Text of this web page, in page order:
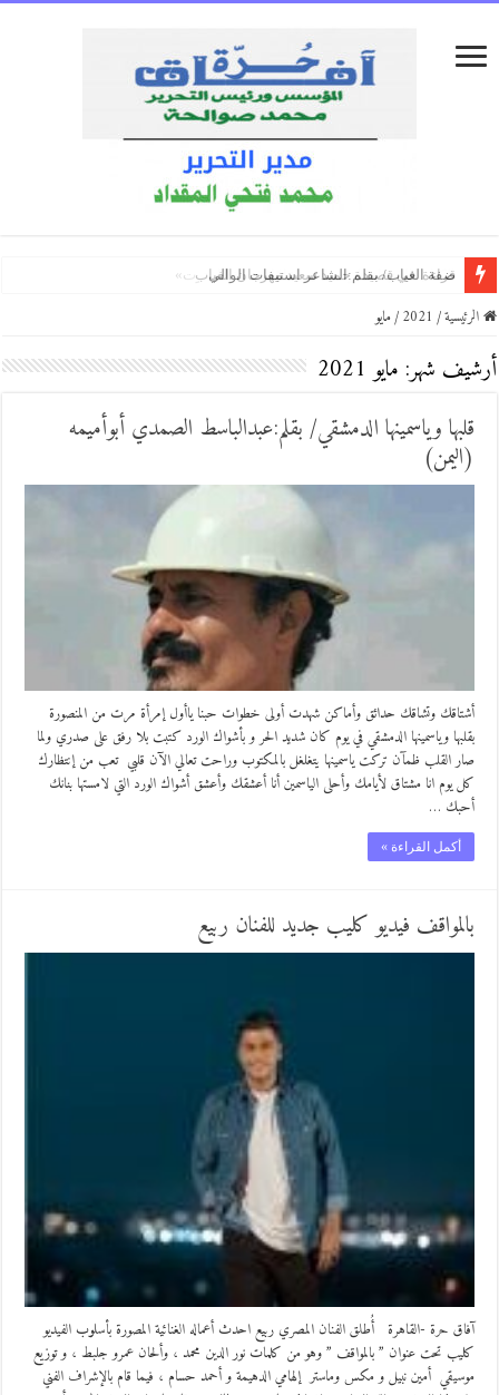
كفّي/بقلم:زكي العلي ( العراق )
بكاء المساكين / بقلم:هشام باشا (اليمن)
الكتاب الذي انتظرته ثلاثين عامًا… «لقد اخترت»
الرئيسية/
2021
/مايو
أرشيف شهر: مايو 2021
قلبها وياسمينها الدمشقي/ بقلم:عبدالباسط الصمدي أبوأميمه
(اليمن)
أشتاقك وتشاقك حدائق وأماكن شهدت أولى خطوات حبنا ياأول إمرأة مرت من المنصورة
بقلبها وياسمينها الدمشقي في يوم كان شديد الحر و بأشواك الورد كتبت بلا رفق على صدري ولما
صار القلب ظمآن تركت ياسمينها يتغلغل بالمكتوب وراحت تعالي الآن قلبي تعب من إنتظارك
كل يوم انا مشتاق لأيامك وأحلى الياسمين أنا أعشقك وأعشق أشواك الورد التي لامستها بنانك
أحبك …
أكمل القراءة »
بالمواقف فيديو كليب جديد للفنان ربيع
آفاق حرة -القاهرة أُطلق الفنان المصري ربيع احدث أعماله الغنائية المصورة بأسلوب الفيديو
كليب تحت عنوان ” بالمواقف ” وهو من كلمات نور الدين محمد ، وألحان عمرو جلبط ، و توزيع
موسيقي أمين نبيل و مكس وماستر إلهامي الدهيمة و أحمد حسام ، فيما قام بالإشراف الفني